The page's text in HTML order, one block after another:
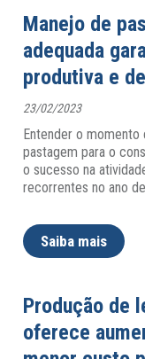
Manejo de
adequada
produtiva e
23/02/2023
Entender o
pastagem para o
o sucesso na
recorrentes no ano
Saiba mais
Produção de
oferece